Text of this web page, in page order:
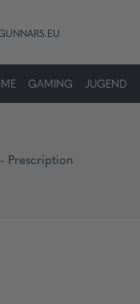
GAMING JUGEND
- Prescription